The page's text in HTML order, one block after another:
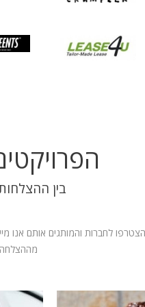
בין
הצטרפו לחברות והמותגים אותם אנו
מההצלחה